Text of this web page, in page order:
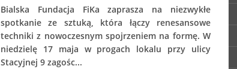
Bialska Fundacja FiKa zaprasza na niezwykłe
spotkanie ze sztuką, która łączy renesansowe
techniki z nowoczesnym spojrzeniem na formę. W
niedzielę 17 maja w progach lokalu przy ulicy
Stacyjnej 9 zagośc...